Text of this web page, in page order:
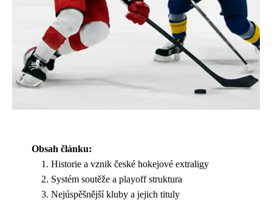
Obsah článku:
Historie a vznik české hokejové extraligy
Systém soutěže a playoff struktura
Nejúspěšnější kluby a jejich tituly